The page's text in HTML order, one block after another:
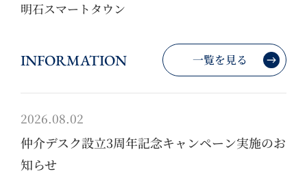
明石スマートタウン
INFORMATION 一覧を見る
2026.08.02
仲介デスク設立3周年記念キャンペーン実施のお
知らせ